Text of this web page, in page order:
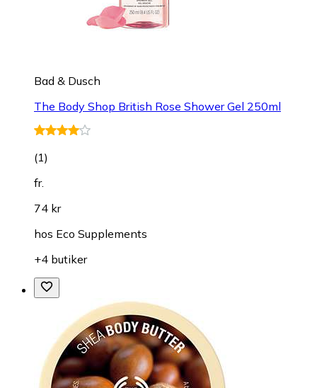
Bad & Dusch
The Body Shop British Rose Shower Gel 250ml
(1)
fr.
74 kr
hos Eco Supplements
+4 butiker